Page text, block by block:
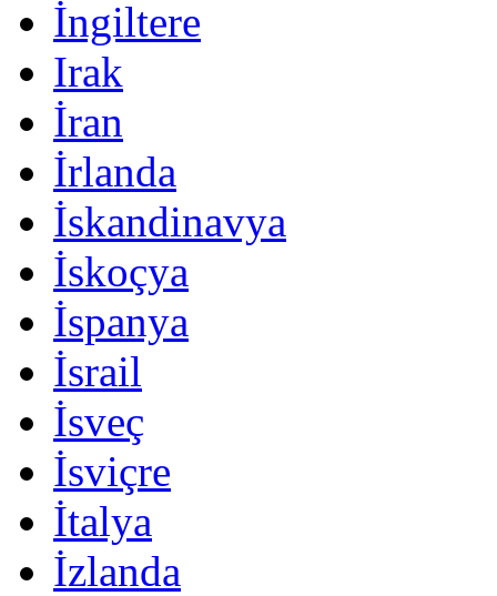
İngiltere
Irak
İran
İrlanda
İskandinavya
İskoçya
İspanya
İsrail
İsveç
İsviçre
İtalya
İzlanda